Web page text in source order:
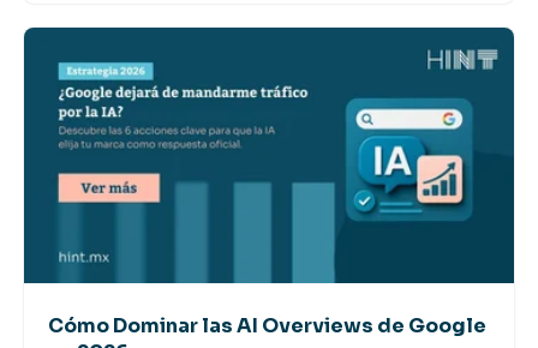
Cómo Dominar las AI Overviews de Google